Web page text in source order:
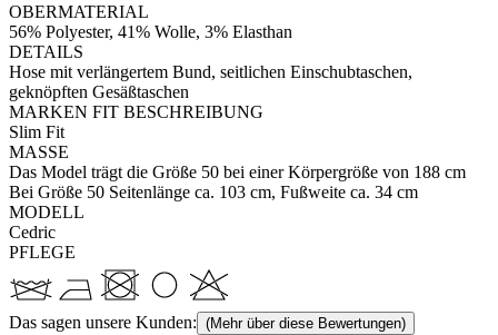
OBERMATERIAL
56% Polyester, 41% Wolle, 3% Elasthan
DETAILS
Hose mit verlängertem Bund, seitlichen Einschubtaschen,
geknöpften Gesäßtaschen
MARKEN FIT BESCHREIBUNG
Slim Fit
MASSE
Das Model trägt die Größe 50 bei einer Körpergröße von 188 cm
Bei Größe 50 Seitenlänge ca. 103 cm, Fußweite ca. 34 cm
MODELL
Cedric
PFLEGE
Das sagen unsere Kunden: (Mehr über diese Bewertungen)